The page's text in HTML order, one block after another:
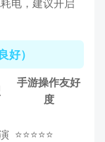
电，建议开启
好）
手游操作友好
度
⭐⭐⭐⭐⭐